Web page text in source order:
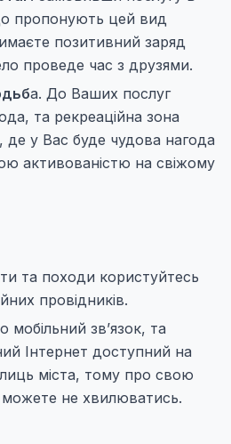
пропонують цей вид
позитивний заряд
проведе час з друзями.
а. До Ваших послуг
та рекреаційна зона
у Вас буде чудова нагода
активованістю на свіжому
та походи користуйтесь
провідників.
мобільний зв’язок, та
Інтернет доступний на
міста, тому про свою
можете не хвилюватись.